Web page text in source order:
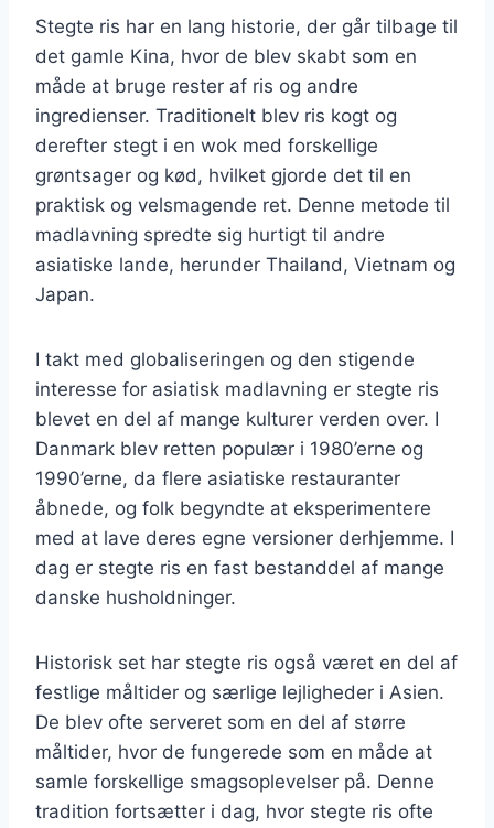
Stegte ris har en lang historie, der går tilbage til
det gamle Kina, hvor de blev skabt som en
måde at bruge rester af ris og andre
ingredienser. Traditionelt blev ris kogt og
derefter stegt i en wok med forskellige
grøntsager og kød, hvilket gjorde det til en
praktisk og velsmagende ret. Denne metode til
madlavning spredte sig hurtigt til andre
asiatiske lande, herunder Thailand, Vietnam og
Japan.
I takt med globaliseringen og den stigende
interesse for asiatisk madlavning er stegte ris
blevet en del af mange kulturer verden over. I
Danmark blev retten populær i 1980’erne og
1990’erne, da flere asiatiske restauranter
åbnede, og folk begyndte at eksperimentere
med at lave deres egne versioner derhjemme. I
dag er stegte ris en fast bestanddel af mange
danske husholdninger.
Historisk set har stegte ris også været en del af
festlige måltider og særlige lejligheder i Asien.
De blev ofte serveret som en del af større
måltider, hvor de fungerede som en måde at
samle forskellige smagsoplevelser på. Denne
tradition fortsætter i dag, hvor stegte ris ofte